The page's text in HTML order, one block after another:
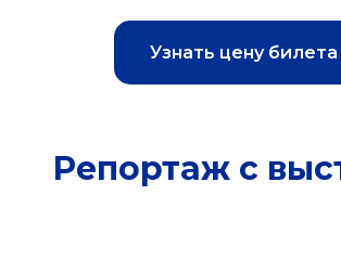
Узнать цену билета
Репортаж с